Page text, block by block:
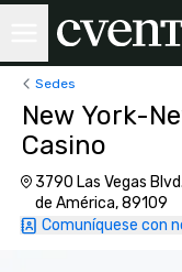
Sedes
New York-
Casino
3790 Las Vegas
de América, 89109
Comuníquese con